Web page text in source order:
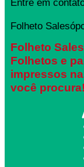
Entre em
Folheto
Folheto
Folhetos e
impressos
você procura!